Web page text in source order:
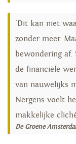
'Dit kan niet
zonder meer.
bewondering
de financiële
van nauwelijks
Nergens voelt
makkelijke
De Groene